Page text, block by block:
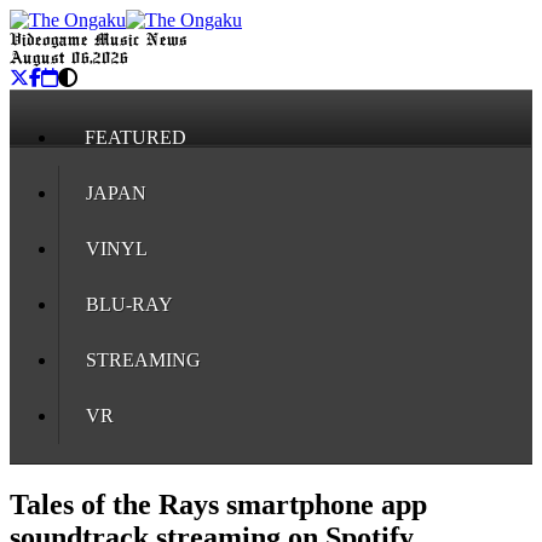
Videogame Music News
August 06, 2026
FEATURED
JAPAN
VINYL
BLU-RAY
STREAMING
VR
Tales of the Rays smartphone app